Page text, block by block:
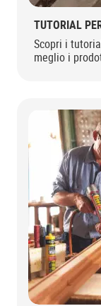
TUTORIAL
Scopri i
meglio i